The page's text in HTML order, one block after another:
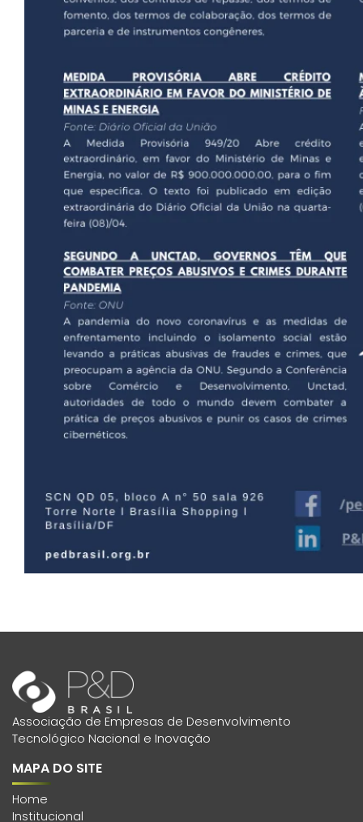
Associação de Empresas de Desenvolvimento
Tecnológico Nacional e Inovação
MAPA DO SITE
Home
Institucional